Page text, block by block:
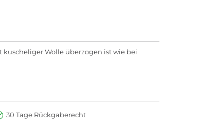
Wolle überzogen ist wie bei
30 Tage Rückgaberecht